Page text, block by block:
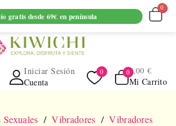
EN PEDIDOS SUPERIORES A 69€ EN
PENINSULA
Cuenta
Iniciar Sesión
Mi Carrito
0,00 €
Sexuales Vibradores
Vibradores
gratis desde 69€ en península